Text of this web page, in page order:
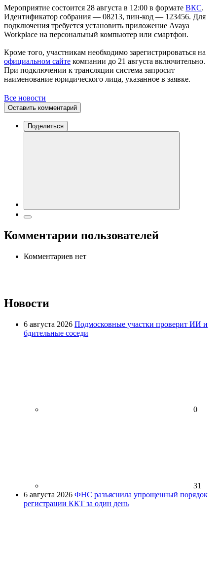
Мероприятие состоится 28 августа в 12:00 в формате ВКС.
Идентификатор собрания — 08213, пин-код — 123456. Для
подключения требуется установить приложение Avaya
Workplace на персональный компьютер или смартфон.
Кроме того, участникам необходимо зарегистрироваться на
официальном сайте компании до 21 августа включительно.
При подключении к трансляции система запросит
наименование юридического лица, указанное в заявке.
Все новости
Оставить комментарий
Поделиться
Комментарии пользователей
Комментариев нет
Новости
6 августа 2026 Подмосковные участки проверит ИИ и
бдительные соседи
0
31
6 августа 2026 ФНС разъяснила упрощенный порядок
регистрации ККТ за один день